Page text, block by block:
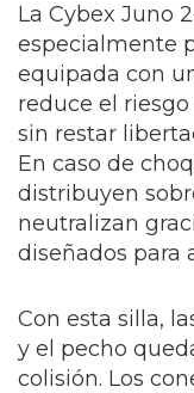
La Cybex Juno
especialmente
equipada con
reduce el
sin restar
En caso de
distribuyen
neutralizan
diseñados para
Con esta silla,
y el pecho
colisión. Los